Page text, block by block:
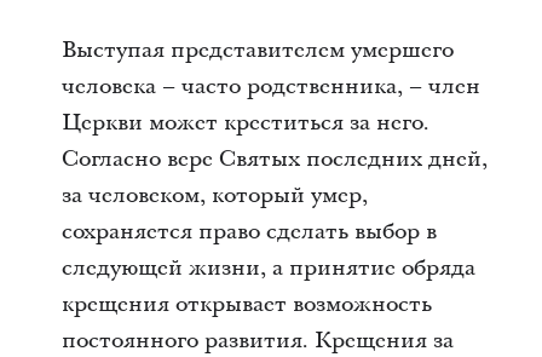
Выступая представителем умершего
человека – часто родственника, – член
Церкви может креститься за него.
Согласно вере Святых последних дней,
за человеком, который умер,
сохраняется право сделать выбор в
следующей жизни, а принятие обряда
крещения открывает возможность
постоянного развития. Крещения за